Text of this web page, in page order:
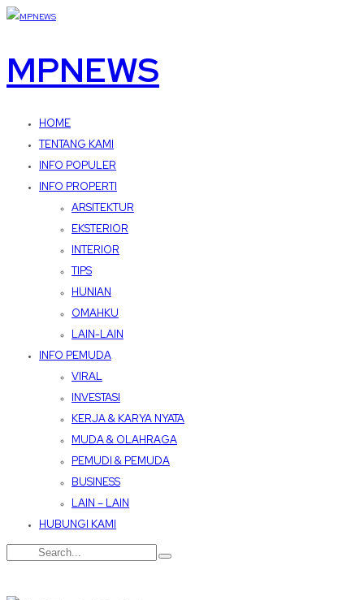
MPNEWS
HOME
TENTANG KAMI
INFO POPULER
INFO PROPERTI
ARSITEKTUR
EKSTERIOR
INTERIOR
TIPS
HUNIAN
OMAHKU
LAIN-LAIN
INFO PEMUDA
VIRAL
INVESTASI
KERJA & KARYA NYATA
MUDA & OLAHRAGA
PEMUDI & PEMUDA
BUSINESS
LAIN – LAIN
HUBUNGI KAMI